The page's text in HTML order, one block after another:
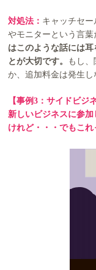
対処法： キャッチセ
やモニターという言
はこのような話には
とが大切です。
もし
か、追加料金は発生し
【事例3：サイドビジ
新しいビジネスに参
けれど・・・でもこれ